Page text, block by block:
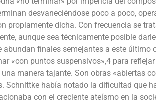
desvaneciéndose poco a poco,
propiamente dicha. Con frecuencia se
aunque sea técnicamente posible
abundan finales semejantes a este
«con puntos suspensivos»,4 para
manera tajante. Son obras «abiertas
Schnittke había notado la dificultad que
con el creciente ateísmo en la